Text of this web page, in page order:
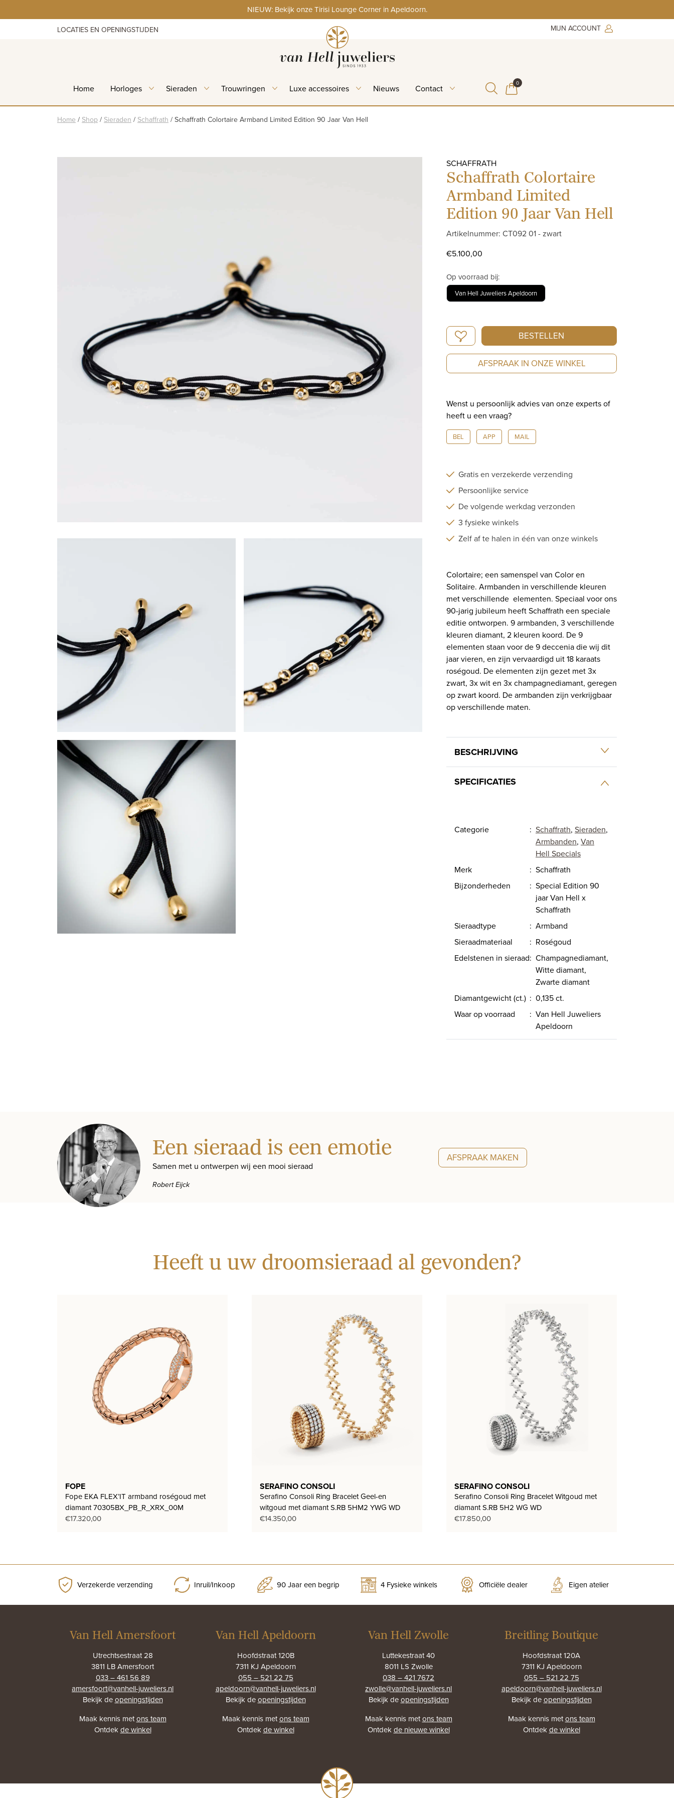
to
NIEUW: Bekijk onze Tirisi Lounge Corner in Apeldoorn.
LOCATIES EN OPENINGSTIJDEN MIJN ACCOUNT
Home Horloges Sieraden Trouwringen Luxe accessoires Nieuws Contact WINKELMAND
0ITEMS IN WINKELMAND
Home / Shop / Sieraden / Schaffrath / Schaffrath Colortaire Armband Limited Edition 90 Jaar Van Hell
SCHAFFRATH
Schaffrath Colortaire
Armband Limited
Edition 90 Jaar Van Hell
Artikelnummer: CT092 01 - zwart
€5.100,00
Op voorraad bij:
Van Hell Juweliers Apeldoorn
Schaffrath
Colortaire
Armband
Limited
Jaar
Van
Hell
aantal
BESTELLEN
AFSPRAAK IN ONZE WINKEL
Wenst u persoonlijk advies van onze experts of
heeft u een vraag?
BEL APP MAIL
Gratis en verzekerde verzending
Persoonlijke service
De volgende werkdag verzonden
3 fysieke winkels
Zelf af te halen in één van onze winkels
Colortaire; een samenspel van Color en
Solitaire. Armbanden in verschillende kleuren
met verschillende elementen. Speciaal voor ons
90-jarig jubileum heeft Schaffrath een speciale
editie ontworpen. 9 armbanden, 3 verschillende
kleuren diamant, 2 kleuren koord. De 9
elementen staan voor de 9 deccenia die wij dit
jaar vieren, en zijn vervaardigd uit 18 karaats
roségoud. De elementen zijn gezet met 3x
zwart, 3x wit en 3x champagnediamant, geregen
op zwart koord. De armbanden zijn verkrijgbaar
op verschillende maten.
BESCHRIJVING
SPECIFICATIES
Categorie : Schaffrath, Sieraden,
Armbanden, Van
Hell Specials
Merk
: Schaffrath
Bijzonderheden
: Special Edition 90
jaar Van Hell x
Schaffrath
Sieraadtype
: Armband
Sieraadmateriaal
: Roségoud
Edelstenen in sieraad: Champagnediamant,
Witte diamant,
Zwarte diamant
Diamantgewicht (ct.) : 0,135 ct.
Waar op voorraad
: Van Hell Juweliers
Apeldoorn
Een sieraad is een emotie
Samen met u ontwerpen wij een mooi sieraad
Robert Eijck
AFSPRAAK MAKEN
Heeft u uw droomsieraad al gevonden?
FOPE
Fope EKA FLEX’IT armband roségoud met
diamant 70305BX_PB_R_XRX_00M
€17.320,00
SERAFINO CONSOLI
Serafino Consoli Ring Bracelet Geel-en
witgoud met diamant S.RB 5HM2 YWG WD
€14.350,00
SERAFINO CONSOLI
Serafino Consoli Ring Bracelet Witgoud met
diamant S.RB 5H2 WG WD
€17.850,00
Verzekerde verzending Inruil/Inkoop 90 Jaar een begrip 4 Fysieke winkels Officiële dealer Eigen atelier
Van Hell Amersfoort
Utrechtsestraat 28
3811 LB Amersfoort
033 – 461 56 89
amersfoort@vanhell-juweliers.nl
Bekijk deopeningstijden
Maak kennis metons team
Ontdekde winkel
Van Hell Apeldoorn
Hoofdstraat 120B
7311 KJ Apeldoorn
055 – 521 22 75
apeldoorn@vanhell-juweliers.nl
Bekijk deopeningstijden
Maak kennis metons team
Ontdekde winkel
Van Hell Zwolle
Luttekestraat 40
8011 LS Zwolle
038 – 421 7672
zwolle@vanhell-juweliers.nl
Bekijk deopeningstijden
Maak kennis metons team
Ontdekde nieuwe winkel
Breitling Boutique
Hoofdstraat 120A
7311 KJ Apeldoorn
055 – 521 22 75
apeldoorn@vanhell-juweliers.nl
Bekijk deopeningstijden
Maak kennis metons team
Ontdekde winkel